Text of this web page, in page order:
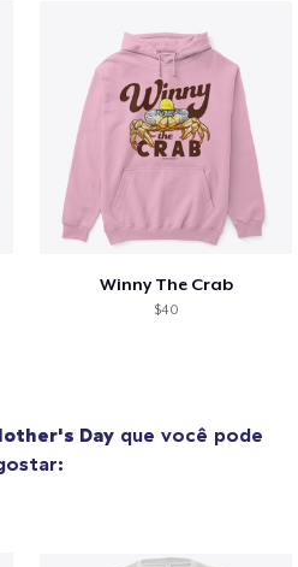
Winny The Crab
$40
Dayque você pode